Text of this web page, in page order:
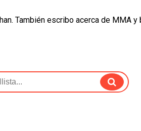
También escribo acerca de MMA y